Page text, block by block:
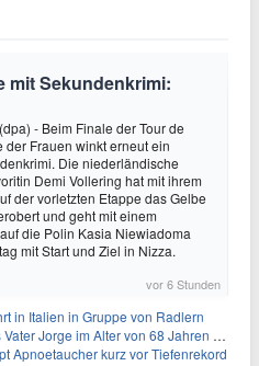
mit Sekundenkrimi:
- Beim Finale der Tour de
der Frauen winkt erneut ein
Die niederländische
Demi Vollering hat mit ihrem
der vorletzten Etappe das Gelbe
und geht mit einem
die Polin Kasia Niewiadoma
mit Start und Ziel in Nizza.
vor 6 Stunden
in Italien in Gruppe von Radlern
Jorge im Alter von 68 Jahren gestorben
Apnoetaucher kurz vor Tiefenrekord